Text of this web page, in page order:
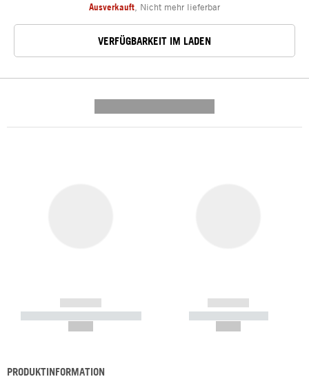
Ausverkauft Nicht mehr lieferbar
VERFÜGBARKEIT IM LADEN
------------
----------- ----------- -----------
------------
----------- -----------
PRODUKTINFORMATION